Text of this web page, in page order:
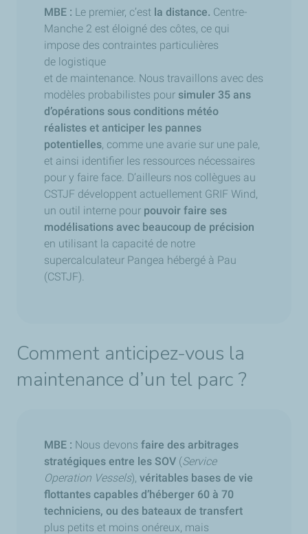
MBE : Le premier, c’est la distance. Centre-
Manche 2 est éloigné des côtes, ce qui
impose des contraintes particulières
de logistique
et de maintenance. Nous travaillons avec des
modèles probabilistes pour simuler 35 ans
d’opérations sous conditions météo
réalistes et anticiper les pannes
potentielles, comme une avarie sur une pale,
et ainsi identifier les ressources nécessaires
pour y faire face. D’ailleurs nos collègues au
CSTJF développent actuellement GRIF Wind,
un outil interne pour pouvoir faire ses
modélisations avec beaucoup de précision
en utilisant la capacité de notre
supercalculateur Pangea hébergé à Pau
(CSTJF).
Comment anticipez-vous la
maintenance d’un tel parc ?
MBE : Nous devons faire des arbitrages
stratégiques entre les SOV (Service
Operation Vessels), véritables bases de vie
flottantes capables d’héberger 60 à 70
techniciens, ou des bateaux de transfert
plus petits et moins onéreux, mais